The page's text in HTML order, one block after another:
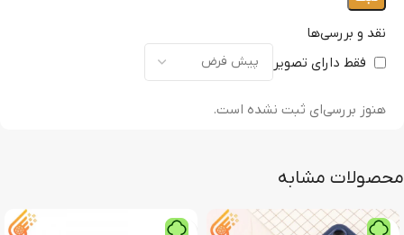
نقد و بررسی‌ها
فقط دارای تصویر
هنوز بررسی‌ای ثبت نشده است.
محصولات مشابه